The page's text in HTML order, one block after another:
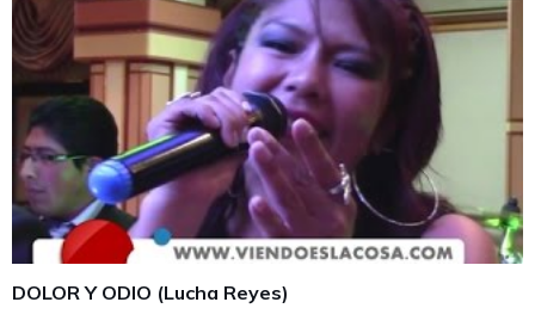
DOLOR Y ODIO (Lucha Reyes)